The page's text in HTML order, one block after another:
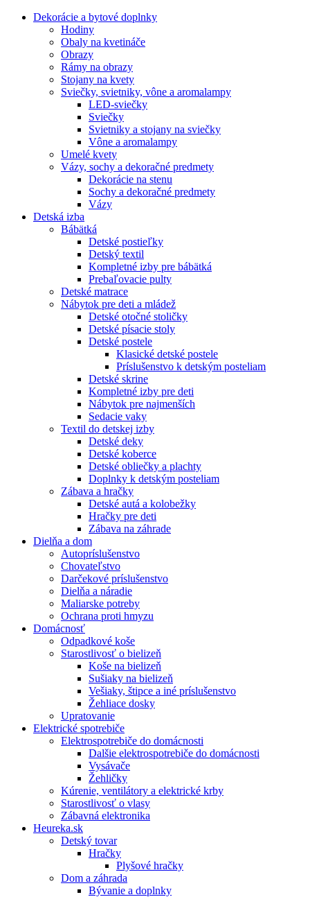
Dekorácie a bytové doplnky
Hodiny
Obaly na kvetináče
Obrazy
Rámy na obrazy
Stojany na kvety
Sviečky, svietniky, vône a aromalampy
LED-sviečky
Sviečky
Svietniky a stojany na sviečky
Vône a aromalampy
Umelé kvety
Vázy, sochy a dekoračné predmety
Dekorácie na stenu
Sochy a dekoračné predmety
Vázy
Detská izba
Bábätká
Detské postieľky
Detský textil
Kompletné izby pre bábätká
Prebaľovacie pulty
Detské matrace
Nábytok pre deti a mládež
Detské otočné stoličky
Detské písacie stoly
Detské postele
Klasické detské postele
Príslušenstvo k detským posteliam
Detské skrine
Kompletné izby pre deti
Nábytok pre najmenších
Sedacie vaky
Textil do detskej izby
Detské deky
Detské koberce
Detské obliečky a plachty
Doplnky k detským posteliam
Zábava a hračky
Detské autá a kolobežky
Hračky pre deti
Zábava na záhrade
Dielňa a dom
Autopríslušenstvo
Chovateľstvo
Darčekové príslušenstvo
Dielňa a náradie
Maliarske potreby
Ochrana proti hmyzu
Domácnosť
Odpadkové koše
Starostlivosť o bielizeň
Koše na bielizeň
Sušiaky na bielizeň
Vešiaky, štipce a iné príslušenstvo
Žehliace dosky
Upratovanie
Elektrické spotrebiče
Elektrospotrebiče do domácnosti
Dalšie elektrospotrebiče do domácnosti
Vysávače
Žehličky
Kúrenie, ventilátory a elektrické krby
Starostlivosť o vlasy
Zábavná elektronika
Heureka.sk
Detský tovar
Hračky
Plyšové hračky
Dom a záhrada
Bývanie a doplnky